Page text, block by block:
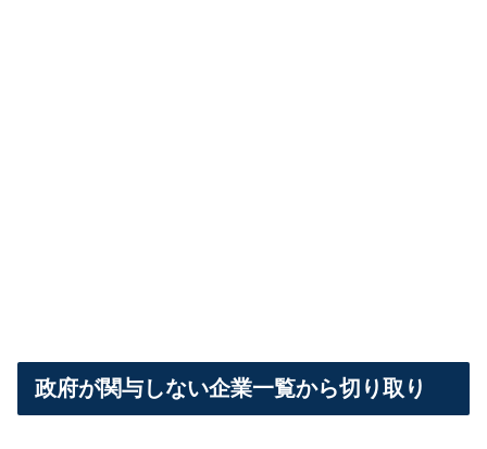
政府が関与しない企業一覧から切り取り